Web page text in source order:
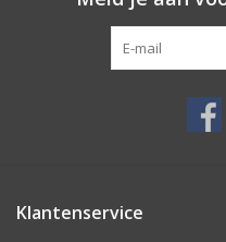
Klantenservice